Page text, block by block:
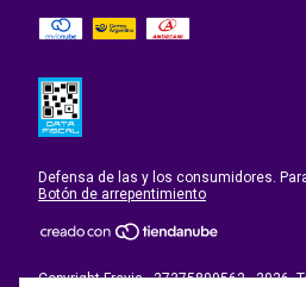
Defensa de las y los consumidores.
Botón de arrepentimiento
Copyright Freyja - 27375809562 - 2026.